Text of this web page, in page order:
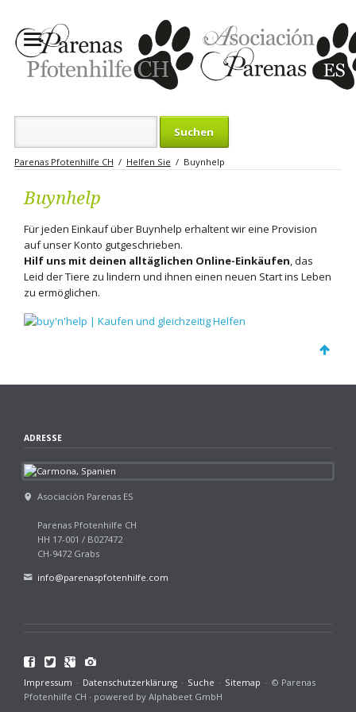
Parenas Pfotenhilfe CH Helfen Sie Buynhelp
Buynhelp
Für jeden Einkauf über Buynhelp erhaltent wir eine Provision
auf unser Konto gutgeschrieben.
Hilf uns mit deinen alltäglichen Online-Einkäufen, das
Leid der Tiere zu lindern und ihnen einen neuen Start ins Leben
zu ermöglichen.
ADRESSE
Asociaciòn Parenas ES
Parenas Pfotenhilfe CH
HH 17-001 / B027472
CH-9472 Grabs
info@parenaspfotenhilfe.com
Facebook
TwitterGoogle+
Navigation
überspringen
Impressum Datenschutzerklärung Suche Sitemap
© Parenas
Pfotenhilfe CH ∙ powered by Alphabeet GmbH